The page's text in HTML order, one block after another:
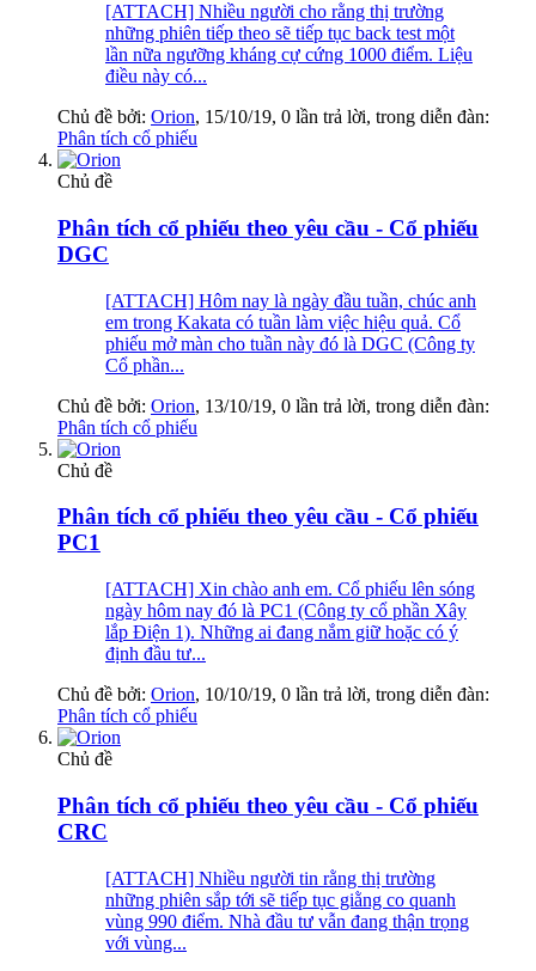
[ATTACH] Nhiều người cho rằng thị trường
những phiên tiếp theo sẽ tiếp tục back test một
lần nữa ngưỡng kháng cự cứng 1000 điểm. Liệu
điều này có...
Chủ đề bởi: Orion, 15/10/19, 0 lần trả lời, trong diễn đàn:
Phân tích cổ phiếu
Chủ đề
Phân tích cổ phiếu theo yêu cầu - Cổ phiếu
DGC
[ATTACH] Hôm nay là ngày đầu tuần, chúc anh
em trong Kakata có tuần làm việc hiệu quả. Cổ
phiếu mở màn cho tuần này đó là DGC (Công ty
Cổ phần...
Chủ đề bởi: Orion, 13/10/19, 0 lần trả lời, trong diễn đàn:
Phân tích cổ phiếu
Chủ đề
Phân tích cổ phiếu theo yêu cầu - Cổ phiếu
PC1
[ATTACH] Xin chào anh em. Cổ phiếu lên sóng
ngày hôm nay đó là PC1 (Công ty cổ phần Xây
lắp Điện 1). Những ai đang nắm giữ hoặc có ý
định đầu tư...
Chủ đề bởi: Orion, 10/10/19, 0 lần trả lời, trong diễn đàn:
Phân tích cổ phiếu
Chủ đề
Phân tích cổ phiếu theo yêu cầu - Cổ phiếu
CRC
[ATTACH] Nhiều người tin rằng thị trường
những phiên sắp tới sẽ tiếp tục giằng co quanh
vùng 990 điểm. Nhà đầu tư vẫn đang thận trọng
với vùng...